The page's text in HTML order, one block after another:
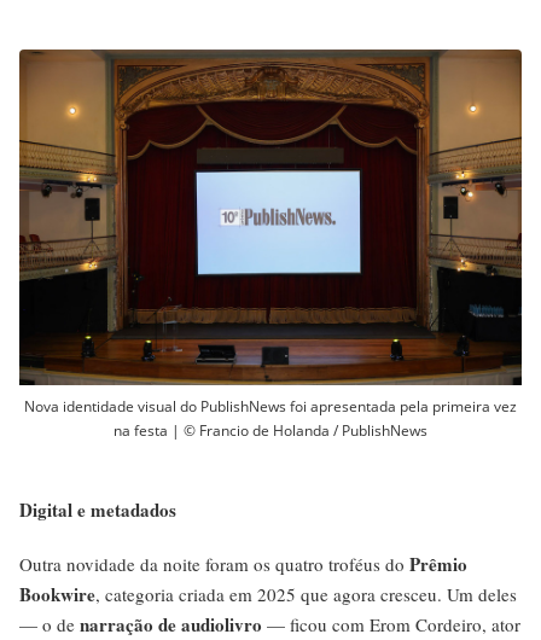
Nova identidade visual do PublishNews foi apresentada pela primeira vez
na festa | © Francio de Holanda / PublishNews
Digital e metadados
Outra novidade da noite foram os quatro troféus do Prêmio
Bookwire, categoria criada em 2025 que agora cresceu. Um deles
— o de narração de audiolivro — ficou com Erom Cordeiro, ator